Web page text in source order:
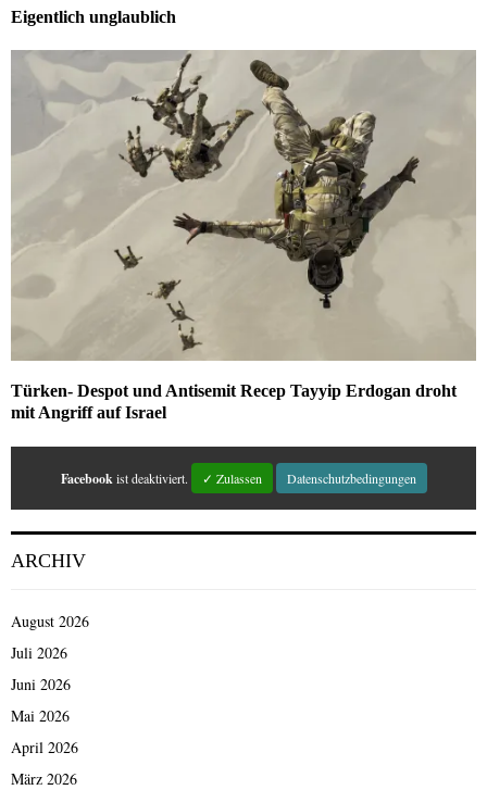
Eigentlich unglaublich
Türken- Despot und Antisemit Recep Tayyip Erdogan droht
mit Angriff auf Israel
Facebook ist deaktiviert. ✓ Zulassen Datenschutzbedingungen
ARCHIV
August 2026
Juli 2026
Juni 2026
Mai 2026
April 2026
März 2026